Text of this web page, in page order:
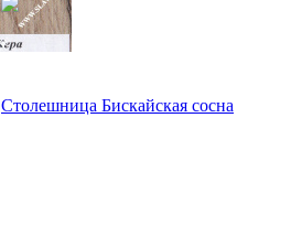
Столешница Бискайская сосна